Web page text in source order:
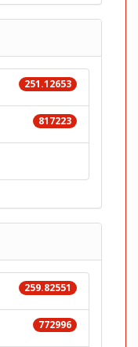
251.12653
817223
259.82551
772996